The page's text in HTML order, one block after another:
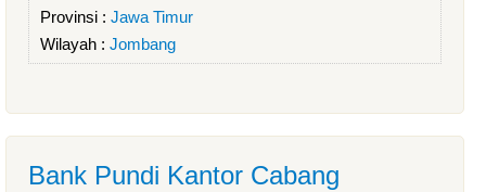
Provinsi : Jawa Timur
Wilayah : Jombang
Bank Pundi Kantor Cabang